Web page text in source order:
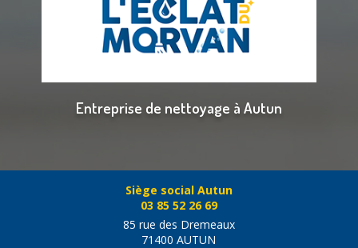
Entreprise de nettoyage à Autun
Siège social Autun
03 85 52 26 69
85 rue des Dremeaux
71400 AUTUN